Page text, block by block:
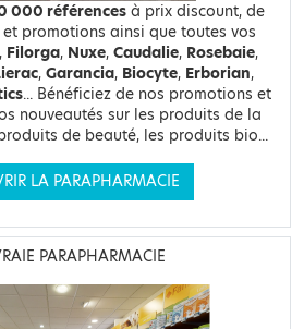
000 références à prix discount, de
promotions ainsi que toutes vos
Filorga, Nuxe, Caudalie, Rosebaie,
, Garancia, Biocyte, Erborian,
... Bénéficiez de nos promotions et
nouveautés sur les produits de la
de beauté, les produits bio...
LA PARAPHARMACIE
PARAPHARMACIE